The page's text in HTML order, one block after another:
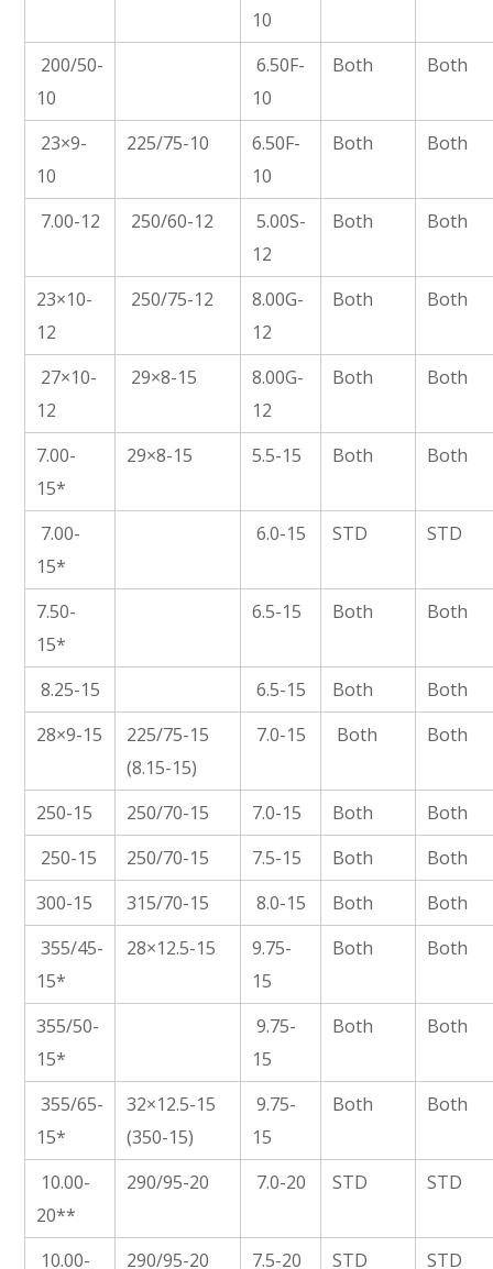
10
200/50-
10
6.50F-
10
Both Both
23×9-
10
225/75-10
6.50F-
10
Both Both
7.00-12 250/60-12
5.00S-
12
Both Both
23×10-
12
250/75-12
8.00G-
12
Both Both
27×10-
12
29×8-15
8.00G-
12
Both Both
7.00-
15*
29×8-15 5.5-15 Both Both
7.00-
15*
6.0-15 STD STD
7.50-
15*
6.5-15 Both Both
8.25-15 6.5-15 Both
Both
28×9-15
225/75-15
(8.15-15)
7.0-15 Both Both
250-15 250/70-15 7.0-15 Both
Both
250-15
250/70-15 7.5-15 Both
Both
300-15
315/70-15 8.0-15 Both
Both
355/45-
15*
28×12.5-15
9.75-
15
Both Both
355/50-
15*
9.75-
15
Both Both
355/65-
15*
32×12.5-15
(350-15)
9.75-
15
Both Both
10.00-
20**
290/95-20 7.0-20 STD STD
10.00- 290/95-20 7.5-20 STD STD